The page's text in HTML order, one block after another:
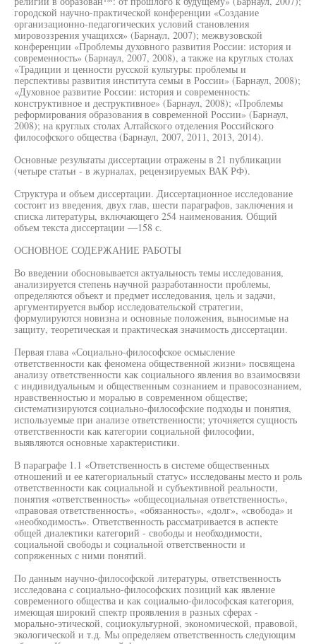
городской научно-практической конференции «Создание
организационно-педагогических условий становления
мировоззрения учащихся» (Барнаул, 2007); межвузовской
конференции «Проблемы духовного развития России: история и
современность» (Барнаул, 2007, 2008), а также на круглых столах
«Традиции и ценности русской культуры: проблемы и
перспективы развития института семьи в России» (Барнаул, 2008);
«Духовное развитие России: история и современность:
конструктивное и деструктивное» (Барнаул, 2008); «Проблемы
реформирования образования в современной России» (Барнаул,
2008); на круглых столах Алтайского отделения Российского
философского общества (Барнаул, 2007, 2011, 2013, 2014).
Основные результаты диссертации отражены в 21 публикации
(четыре статьи - в журналах, рецензируемых ВАК РФ).
Структура и объем диссертации. Диссертационное исследование
состоит из введения, двух глав, шести параграфов, заключения и
списка литературы, включающего 254 наименования. Общий
объем текста диссертации —158 с.
ОСНОВНОЕ СОДЕРЖАНИЕ РАБОТЫ
Во введении обосновывается актуальность темы исследования,
анализируется степень научной разработанности проблемы,
определяются объект и предмет исследования, цель и задачи,
аргументируется выбор исследовательской стратегии,
формулируются новизна и основные положения, выносимые на
защиту, теоретическая и практическая значимость диссертации.
Первая глава «Социально-философское осмысление
ответственности как феномена общественной жизни» посвящена
анализу ответственности как социального явления во взаимосвязи
с индивидуальным и общественным сознанием и правосознанием,
нравственностью и моралью в современном обществе;
систематизируются социально-философские подходы и понятия,
используемые при анализе ответственности; уточняется сущность
ответственности как категории социальной философии,
выявляются основные характеристики.
В параграфе 1.1 «Ответственность в системе общественных
отношений и ее категориальный статус» исследованы место и роль
ответственности как социальной и субъективной реальности,
понятия «ответственность» «общесоциальная ответственность»,
«правовая ответственность», «обязанность», «долг», «свобода» и
«необходимость». Ответственность рассматривается в аспекте
общей диалектики категорий - свободы и необходимости,
социальной свободы и социальной ответственности и
сопряженных с ними понятий.
По данным научно-философской литературы, ответственность
исследована с социально-философских позиций как явление
современного общества и как социально-философская категория,
имеющая широкий спектр проявления в разных сферах -
морально-этической, социокультурной, экономической, правовой,
экологической и т.д. Мы определяем ответственность следующим